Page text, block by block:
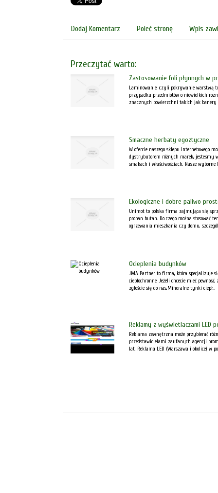
Dodaj Komentarz Poleć stronę Wpis
Przeczytać warto:
Zastosowanie foli płynnych w
Laminowanie, czyli pokrywanie warstwą
przypadku przedmiotów o niewielkich
znacznych powierzchni takich jak banery
Smaczne herbaty egoztyczne
W ofercie naszego sklepu internetowego
dystrybutorem różnych marek, jesteśmy
smakach i właściwościach. Nasze wyborne
Ekologiczne i dobre paliwo
Unimot to polska firma zajmująca się
propan butan. Do czego można stosować
ogrzewania mieszkania czy domu,
Ocieplenia budynków
JMA Partner to firma, która specjalizuje
ciepłochronne. Jeżeli chcecie mieć
zgłoście się do nas.Mineralne tynki ciepł...
Reklamy z wyświetlaczami LED
Reklama zewnętrzna może przybierać
przedstawicielami zaufanych agencji
lat. Reklama LED (Warszawa i okolice) w